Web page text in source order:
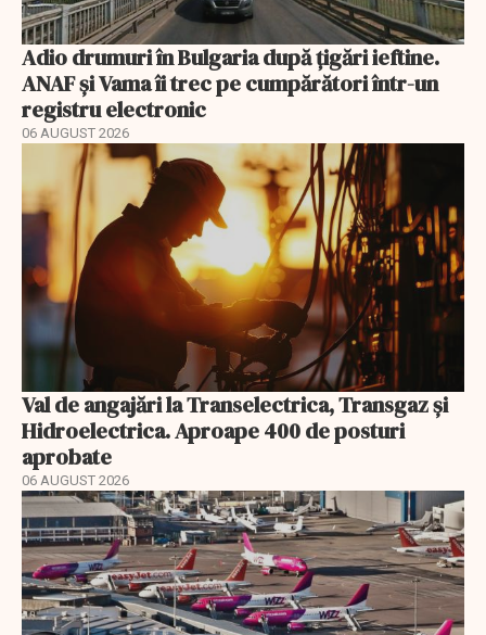
Adio drumuri în Bulgaria după țigări ieftine.
ANAF și Vama îi trec pe cumpărători într-un
registru electronic
06 AUGUST 2026
Val de angajări la Transelectrica, Transgaz și
Hidroelectrica. Aproape 400 de posturi
aprobate
06 AUGUST 2026